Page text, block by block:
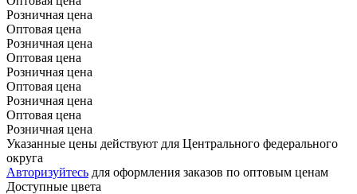
Розничная цена
Оптовая цена
Розничная цена
Оптовая цена
Розничная цена
Оптовая цена
Розничная цена
Оптовая цена
Розничная цена
Указанные цены действуют для Центрального федерального
округа
Авторизуйтесь для оформления заказов по оптовым ценам
Доступные цвета